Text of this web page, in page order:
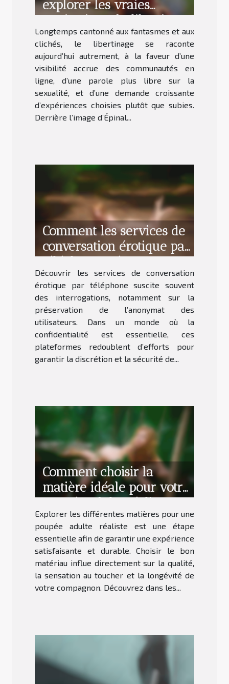
explorer les vraies
motivations du libertinage
aujourd’hui
Longtemps cantonné aux fantasmes et aux
clichés, le libertinage se raconte
aujourd’hui autrement, à la faveur d’une
visibilité accrue des communautés en
ligne, d’une parole plus libre sur la
sexualité, et d’une demande croissante
d’expériences choisies plutôt que subies.
Derrière l’image d’Épinal...
Comment les services de
conversation érotique par
téléphone préservent
l'anonymat ?
Découvrir les services de conversation
érotique par téléphone suscite souvent
des interrogations, notamment sur la
préservation de l’anonymat des
utilisateurs. Dans un monde où la
confidentialité est essentielle, ces
plateformes redoublent d’efforts pour
garantir la discrétion et la sécurité de...
Comment choisir la
matière idéale pour votre
poupée adulte réaliste ?
Explorer les différentes matières pour une
poupée adulte réaliste est une étape
essentielle afin de garantir une expérience
satisfaisante et durable. Choisir le bon
matériau influe directement sur la qualité,
la sensation au toucher et la longévité de
votre compagnon. Découvrez dans les...